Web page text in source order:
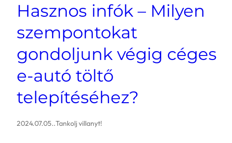
Hasznos infók – Milyen
szempontokat
gondoljunk végig céges
e-autó töltő
telepítéséhez?
2024.07.05..Tankolj villanyt!